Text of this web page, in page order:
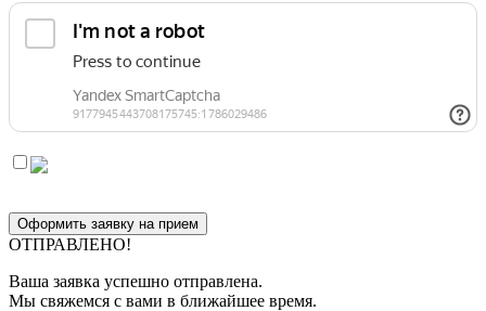
Оформить заявку на прием
ОТПРАВЛЕНО!
Ваша заявка успешно отправлена.
Мы свяжемся с вами в ближайшее время.